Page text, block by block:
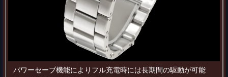
パワーセーブ機能によりフル充電時には長期間の駆動が可能